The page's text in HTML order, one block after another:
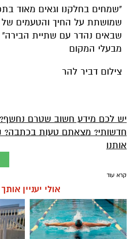
"שמחים בחלקנו וגאים מאוד
שמושתת על החיך והטעמים
שבאים נהדר עם שתיית הבירה"
מבעלי המקום
צילום דביר להר
יש לכם מידע חשוב שטרם נחשף?
חדשותי? מצאתם טעות
אותנו
קרא עוד
אולי יעניין